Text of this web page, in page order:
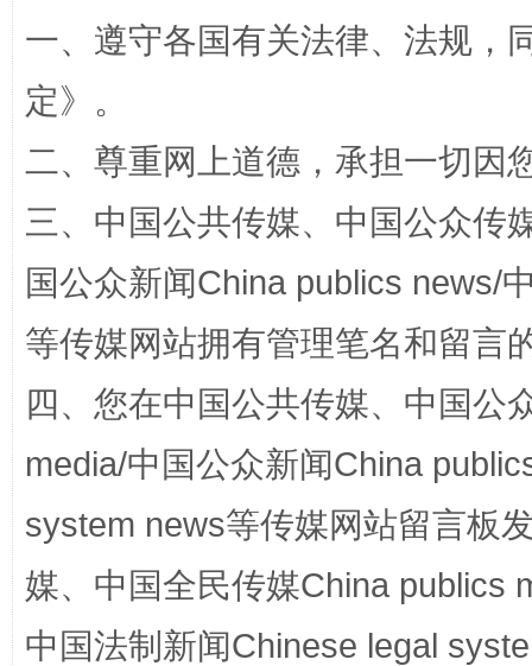
阿坝州三大球赛在茂县开幕 规模
国家大学科技园优化重塑工作
一、遵守各国有关法律、法规，
定》。
二、尊重网上道德，承担一切因
三、中国公共传媒、中国公众传
国公众新闻China publics news/
等传媒网站拥有管理笔名和留言
四、您在中国公共传媒、中国公
media/中国公众新闻China
system news等传媒网站留言板
媒、中国全民传媒China publics
中国法制新闻Chinese legal